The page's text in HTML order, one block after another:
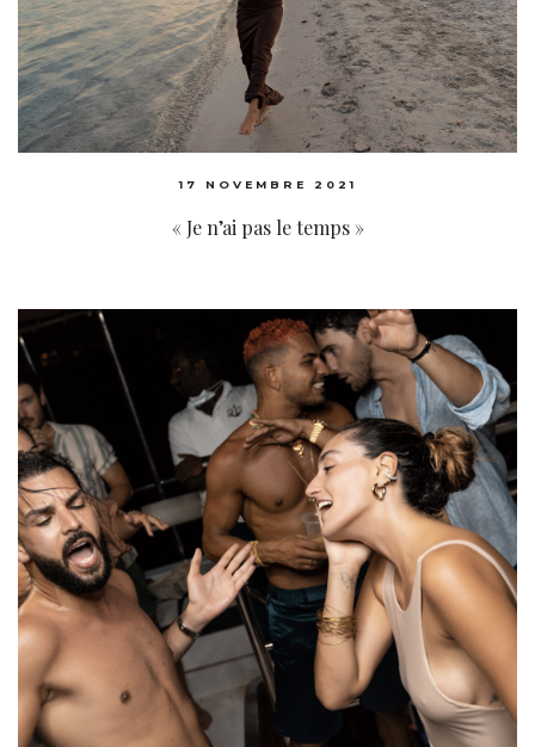
17 NOVEMBRE 2021
« Je n’ai pas le temps »